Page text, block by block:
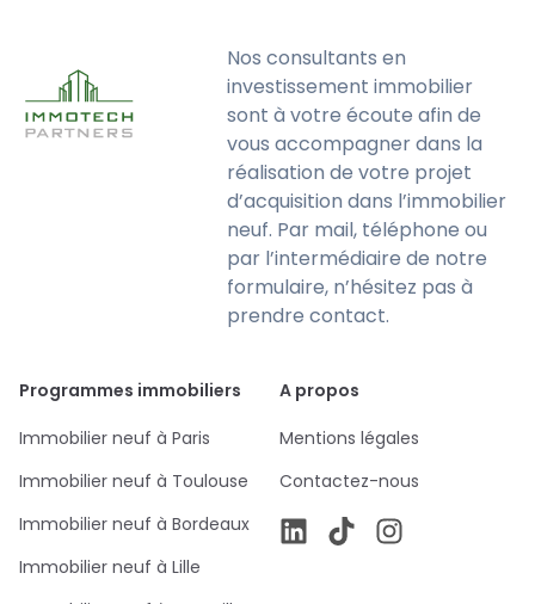
Nos consultants en
investissement immobilier
sont à votre écoute afin de
vous accompagner dans la
réalisation de votre projet
d’acquisition dans l’immobilier
neuf. Par mail, téléphone ou
par l’intermédiaire de notre
formulaire, n’hésitez pas à
prendre contact.
Programmes immobiliers
Immobilier neuf à Paris
Immobilier neuf à Toulouse
Immobilier neuf à Bordeaux
Immobilier neuf à Lille
A propos
Mentions légales
Contactez-nous